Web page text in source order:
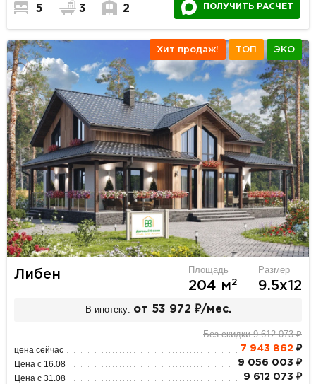
5 3 2 ПОЛУЧИТЬ РАСЧЕТ
Хит продаж! ТОП ЭКО
Либен Площадь
204 м2
Размер
9.5х12
В ипотеку: от 53 972 ₽/мес.
Без скидки 9 612 073 ₽
цена сейчас 7 943 862 ₽
Цена с 16.08 9 056 003 ₽
Цена с 31.08 9 612 073 ₽